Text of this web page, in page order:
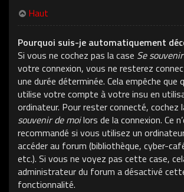
Haut
Pourquoi suis-je automatiquement
Si vous ne cochez pas la case Se
votre connexion, vous ne resterez
une durée déterminée. Cela empêche que
utilise votre compte à votre insu en
ordinateur. Pour rester connecté, cochez
souvenir de moilors de la connexion. Ce
recommandé si vous utilisez un
accéder au forum (bibliothèque, cyber-
etc.). Si vous ne voyez pas cette case,
administrateur du forum a désactivé
fonctionnalité.